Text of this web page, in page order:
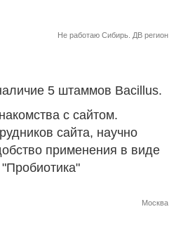
Не работаю Сибирь. ДВ регион
5 штаммов Bacillus.
с сайтом.
сайта, научно
применения в виде
Москва